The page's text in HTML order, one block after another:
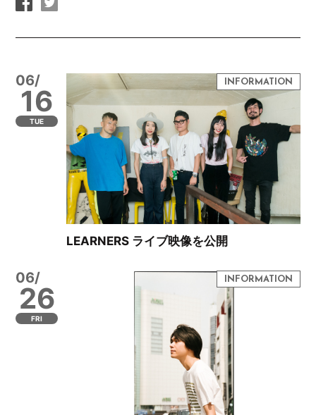
06/
16
TUE
LEARNERS ライブ映像を公開
06/
26
FRI